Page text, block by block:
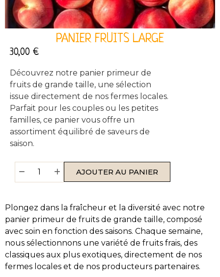
PANIER FRUITS LARGE
30,00 €
Découvrez notre panier primeur de
fruits de grande taille, une sélection
issue directement de nos fermes locales.
Parfait pour les couples ou les petites
familles, ce panier vous offre un
assortiment équilibré de saveurs de
saison.
AJOUTER AU PANIER
Plongez dans la fraîcheur et la diversité avec notre
panier primeur de fruits de grande taille, composé
avec soin en fonction des saisons. Chaque semaine,
nous sélectionnons une variété de fruits frais, des
classiques aux plus exotiques, directement de nos
fermes locales et de nos producteurs partenaires.